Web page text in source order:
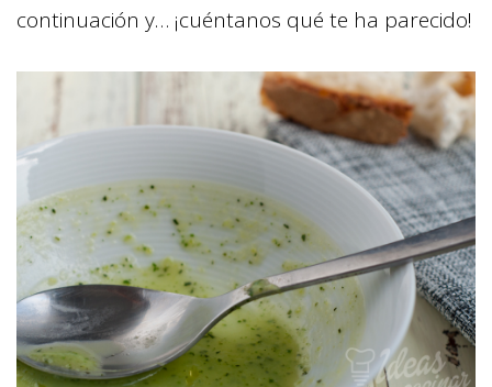
continuación y… ¡cuéntanos qué te ha parecido!